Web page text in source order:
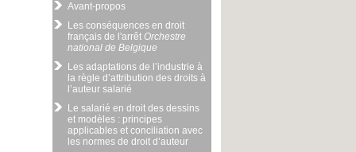
Avant-propos
Les conséquences en droit
français de l'arrêt Orchestre
national de Belgique
Les adaptations de l’industrie à
la règle d’attribution des droits à
l’auteur salarié
Le salarié en droit des dessins
et modèles : principes
applicables et conciliation avec
les normes de droit d’auteur